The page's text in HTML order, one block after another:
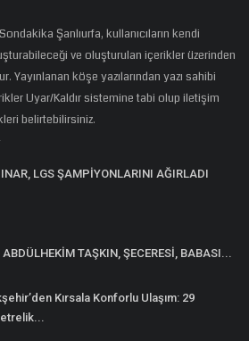
Şanlıurfa, kullanıcıların kendi
ve oluşturulan içerikler üzerinden
Yayınlanan köşe yazılarından yazı sahibi
Uyar/Kaldır sistemine tabi olup iletişim
belirtebilirsiniz.
LGS ŞAMPİYONLARINI AĞIRLADI
TAŞKIN, ŞECERESİ, BABASI...
Kırsala Konforlu Ulaşım: 29